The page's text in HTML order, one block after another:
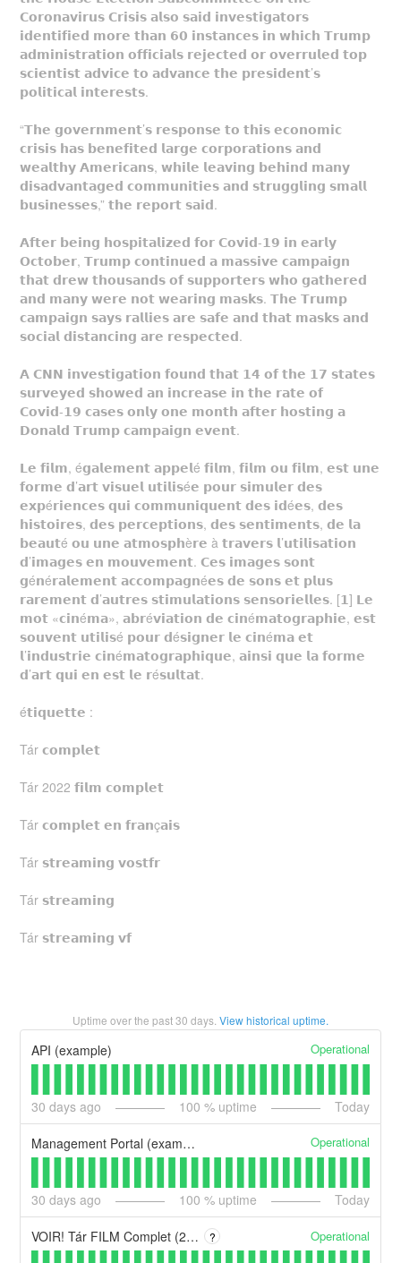
𝗖𝗼𝗿𝗼𝗻𝗮𝘃𝗶𝗿𝘂𝘀 𝗖𝗿𝗶𝘀𝗶𝘀 𝗮𝗹𝘀𝗼 𝘀𝗮𝗶𝗱 𝗶𝗻𝘃𝗲𝘀𝘁𝗶𝗴𝗮𝘁𝗼𝗿𝘀
𝗶𝗱𝗲𝗻𝘁𝗶𝗳𝗶𝗲𝗱 𝗺𝗼𝗿𝗲 𝘁𝗵𝗮𝗻 𝟲𝟬 𝗶𝗻𝘀𝘁𝗮𝗻𝗰𝗲𝘀 𝗶𝗻 𝘄𝗵𝗶𝗰𝗵 𝗧𝗿𝘂𝗺𝗽
𝗮𝗱𝗺𝗶𝗻𝗶𝘀𝘁𝗿𝗮𝘁𝗶𝗼𝗻 𝗼𝗳𝗳𝗶𝗰𝗶𝗮𝗹𝘀 𝗿𝗲𝗷𝗲𝗰𝘁𝗲𝗱 𝗼𝗿 𝗼𝘃𝗲𝗿𝗿𝘂𝗹𝗲𝗱 𝘁𝗼𝗽
𝘀𝗰𝗶𝗲𝗻𝘁𝗶𝘀𝘁 𝗮𝗱𝘃𝗶𝗰𝗲 𝘁𝗼 𝗮𝗱𝘃𝗮𝗻𝗰𝗲 𝘁𝗵𝗲 𝗽𝗿𝗲𝘀𝗶𝗱𝗲𝗻𝘁’𝘀
𝗽𝗼𝗹𝗶𝘁𝗶𝗰𝗮𝗹 𝗶𝗻𝘁𝗲𝗿𝗲𝘀𝘁𝘀.
“𝗧𝗵𝗲 𝗴𝗼𝘃𝗲𝗿𝗻𝗺𝗲𝗻𝘁’𝘀 𝗿𝗲𝘀𝗽𝗼𝗻𝘀𝗲 𝘁𝗼 𝘁𝗵𝗶𝘀 𝗲𝗰𝗼𝗻𝗼𝗺𝗶𝗰
𝗰𝗿𝗶𝘀𝗶𝘀 𝗵𝗮𝘀 𝗯𝗲𝗻𝗲𝗳𝗶𝘁𝗲𝗱 𝗹𝗮𝗿𝗴𝗲 𝗰𝗼𝗿𝗽𝗼𝗿𝗮𝘁𝗶𝗼𝗻𝘀 𝗮𝗻𝗱
𝘄𝗲𝗮𝗹𝘁𝗵𝘆 𝗔𝗺𝗲𝗿𝗶𝗰𝗮𝗻𝘀, 𝘄𝗵𝗶𝗹𝗲 𝗹𝗲𝗮𝘃𝗶𝗻𝗴 𝗯𝗲𝗵𝗶𝗻𝗱 𝗺𝗮𝗻𝘆
𝗱𝗶𝘀𝗮𝗱𝘃𝗮𝗻𝘁𝗮𝗴𝗲𝗱 𝗰𝗼𝗺𝗺𝘂𝗻𝗶𝘁𝗶𝗲𝘀 𝗮𝗻𝗱 𝘀𝘁𝗿𝘂𝗴𝗴𝗹𝗶𝗻𝗴 𝘀𝗺𝗮𝗹𝗹
𝗯𝘂𝘀𝗶𝗻𝗲𝘀𝘀𝗲𝘀,” 𝘁𝗵𝗲 𝗿𝗲𝗽𝗼𝗿𝘁 𝘀𝗮𝗶𝗱.
𝗔𝗳𝘁𝗲𝗿 𝗯𝗲𝗶𝗻𝗴 𝗵𝗼𝘀𝗽𝗶𝘁𝗮𝗹𝗶𝘇𝗲𝗱 𝗳𝗼𝗿 𝗖𝗼𝘃𝗶𝗱-𝟭𝟵 𝗶𝗻 𝗲𝗮𝗿𝗹𝘆
𝗢𝗰𝘁𝗼𝗯𝗲𝗿, 𝗧𝗿𝘂𝗺𝗽 𝗰𝗼𝗻𝘁𝗶𝗻𝘂𝗲𝗱 𝗮 𝗺𝗮𝘀𝘀𝗶𝘃𝗲 𝗰𝗮𝗺𝗽𝗮𝗶𝗴𝗻
𝘁𝗵𝗮𝘁 𝗱𝗿𝗲𝘄 𝘁𝗵𝗼𝘂𝘀𝗮𝗻𝗱𝘀 𝗼𝗳 𝘀𝘂𝗽𝗽𝗼𝗿𝘁𝗲𝗿𝘀 𝘄𝗵𝗼 𝗴𝗮𝘁𝗵𝗲𝗿𝗲𝗱
𝗮𝗻𝗱 𝗺𝗮𝗻𝘆 𝘄𝗲𝗿𝗲 𝗻𝗼𝘁 𝘄𝗲𝗮𝗿𝗶𝗻𝗴 𝗺𝗮𝘀𝗸𝘀. 𝗧𝗵𝗲 𝗧𝗿𝘂𝗺𝗽
𝗰𝗮𝗺𝗽𝗮𝗶𝗴𝗻 𝘀𝗮𝘆𝘀 𝗿𝗮𝗹𝗹𝗶𝗲𝘀 𝗮𝗿𝗲 𝘀𝗮𝗳𝗲 𝗮𝗻𝗱 𝘁𝗵𝗮𝘁 𝗺𝗮𝘀𝗸𝘀 𝗮𝗻𝗱
𝘀𝗼𝗰𝗶𝗮𝗹 𝗱𝗶𝘀𝘁𝗮𝗻𝗰𝗶𝗻𝗴 𝗮𝗿𝗲 𝗿𝗲𝘀𝗽𝗲𝗰𝘁𝗲𝗱.
𝗔 𝗖𝗡𝗡 𝗶𝗻𝘃𝗲𝘀𝘁𝗶𝗴𝗮𝘁𝗶𝗼𝗻 𝗳𝗼𝘂𝗻𝗱 𝘁𝗵𝗮𝘁 𝟭𝟰 𝗼𝗳 𝘁𝗵𝗲 𝟭𝟳 𝘀𝘁𝗮𝘁𝗲𝘀
𝘀𝘂𝗿𝘃𝗲𝘆𝗲𝗱 𝘀𝗵𝗼𝘄𝗲𝗱 𝗮𝗻 𝗶𝗻𝗰𝗿𝗲𝗮𝘀𝗲 𝗶𝗻 𝘁𝗵𝗲 𝗿𝗮𝘁𝗲 𝗼𝗳
𝗖𝗼𝘃𝗶𝗱-𝟭𝟵 𝗰𝗮𝘀𝗲𝘀 𝗼𝗻𝗹𝘆 𝗼𝗻𝗲 𝗺𝗼𝗻𝘁𝗵 𝗮𝗳𝘁𝗲𝗿 𝗵𝗼𝘀𝘁𝗶𝗻𝗴 𝗮
𝗗𝗼𝗻𝗮𝗹𝗱 𝗧𝗿𝘂𝗺𝗽 𝗰𝗮𝗺𝗽𝗮𝗶𝗴𝗻 𝗲𝘃𝗲𝗻𝘁.
𝗟𝗲 𝗳𝗶𝗹𝗺, é𝗴𝗮𝗹𝗲𝗺𝗲𝗻𝘁 𝗮𝗽𝗽𝗲𝗹é 𝗳𝗶𝗹𝗺, 𝗳𝗶𝗹𝗺 𝗼𝘂 𝗳𝗶𝗹𝗺, 𝗲𝘀𝘁 𝘂𝗻𝗲
𝗳𝗼𝗿𝗺𝗲 𝗱’𝗮𝗿𝘁 𝘃𝗶𝘀𝘂𝗲𝗹 𝘂𝘁𝗶𝗹𝗶𝘀é𝗲 𝗽𝗼𝘂𝗿 𝘀𝗶𝗺𝘂𝗹𝗲𝗿 𝗱𝗲𝘀
𝗲𝘅𝗽é𝗿𝗶𝗲𝗻𝗰𝗲𝘀 𝗾𝘂𝗶 𝗰𝗼𝗺𝗺𝘂𝗻𝗶𝗾𝘂𝗲𝗻𝘁 𝗱𝗲𝘀 𝗶𝗱é𝗲𝘀, 𝗱𝗲𝘀
𝗵𝗶𝘀𝘁𝗼𝗶𝗿𝗲𝘀, 𝗱𝗲𝘀 𝗽𝗲𝗿𝗰𝗲𝗽𝘁𝗶𝗼𝗻𝘀, 𝗱𝗲𝘀 𝘀𝗲𝗻𝘁𝗶𝗺𝗲𝗻𝘁𝘀, 𝗱𝗲 𝗹𝗮
𝗯𝗲𝗮𝘂𝘁é 𝗼𝘂 𝘂𝗻𝗲 𝗮𝘁𝗺𝗼𝘀𝗽𝗵è𝗿𝗲 à 𝘁𝗿𝗮𝘃𝗲𝗿𝘀 𝗹’𝘂𝘁𝗶𝗹𝗶𝘀𝗮𝘁𝗶𝗼𝗻
𝗱’𝗶𝗺𝗮𝗴𝗲𝘀 𝗲𝗻 𝗺𝗼𝘂𝘃𝗲𝗺𝗲𝗻𝘁. 𝗖𝗲𝘀 𝗶𝗺𝗮𝗴𝗲𝘀 𝘀𝗼𝗻𝘁
𝗴é𝗻é𝗿𝗮𝗹𝗲𝗺𝗲𝗻𝘁 𝗮𝗰𝗰𝗼𝗺𝗽𝗮𝗴𝗻é𝗲𝘀 𝗱𝗲 𝘀𝗼𝗻𝘀 𝗲𝘁 𝗽𝗹𝘂𝘀
𝗿𝗮𝗿𝗲𝗺𝗲𝗻𝘁 𝗱’𝗮𝘂𝘁𝗿𝗲𝘀 𝘀𝘁𝗶𝗺𝘂𝗹𝗮𝘁𝗶𝗼𝗻𝘀 𝘀𝗲𝗻𝘀𝗼𝗿𝗶𝗲𝗹𝗹𝗲𝘀. [𝟭] 𝗟𝗲
𝗺𝗼𝘁 «𝗰𝗶𝗻é𝗺𝗮», 𝗮𝗯𝗿é𝘃𝗶𝗮𝘁𝗶𝗼𝗻 𝗱𝗲 𝗰𝗶𝗻é𝗺𝗮𝘁𝗼𝗴𝗿𝗮𝗽𝗵𝗶𝗲, 𝗲𝘀𝘁
𝘀𝗼𝘂𝘃𝗲𝗻𝘁 𝘂𝘁𝗶𝗹𝗶𝘀é 𝗽𝗼𝘂𝗿 𝗱é𝘀𝗶𝗴𝗻𝗲𝗿 𝗹𝗲 𝗰𝗶𝗻é𝗺𝗮 𝗲𝘁
𝗹’𝗶𝗻𝗱𝘂𝘀𝘁𝗿𝗶𝗲 𝗰𝗶𝗻é𝗺𝗮𝘁𝗼𝗴𝗿𝗮𝗽𝗵𝗶𝗾𝘂𝗲, 𝗮𝗶𝗻𝘀𝗶 𝗾𝘂𝗲 𝗹𝗮 𝗳𝗼𝗿𝗺𝗲
𝗱’𝗮𝗿𝘁 𝗾𝘂𝗶 𝗲𝗻 𝗲𝘀𝘁 𝗹𝗲 𝗿é𝘀𝘂𝗹𝘁𝗮𝘁.
é𝘁𝗶𝗾𝘂𝗲𝘁𝘁𝗲 :
Tár 𝗰𝗼𝗺𝗽𝗹𝗲𝘁
Tár 2022 𝗳𝗶𝗹𝗺 𝗰𝗼𝗺𝗽𝗹𝗲𝘁
Tár 𝗰𝗼𝗺𝗽𝗹𝗲𝘁 𝗲𝗻 𝗳𝗿𝗮𝗻ç𝗮𝗶𝘀
Tár 𝘀𝘁𝗿𝗲𝗮𝗺𝗶𝗻𝗴 𝘃𝗼𝘀𝘁𝗳𝗿
Tár 𝘀𝘁𝗿𝗲𝗮𝗺𝗶𝗻𝗴
Tár 𝘀𝘁𝗿𝗲𝗮𝗺𝗶𝗻𝗴 𝘃𝗳
Uptime over the past30 days. View historical uptime.
API (example) Operational
30 days ago 100 % uptime Today
Management Portal (example) Operational
30 days ago 100 % uptime Today
VOIR! Tár FILM Complet (2023) Streaming-VF en Français ? Operational